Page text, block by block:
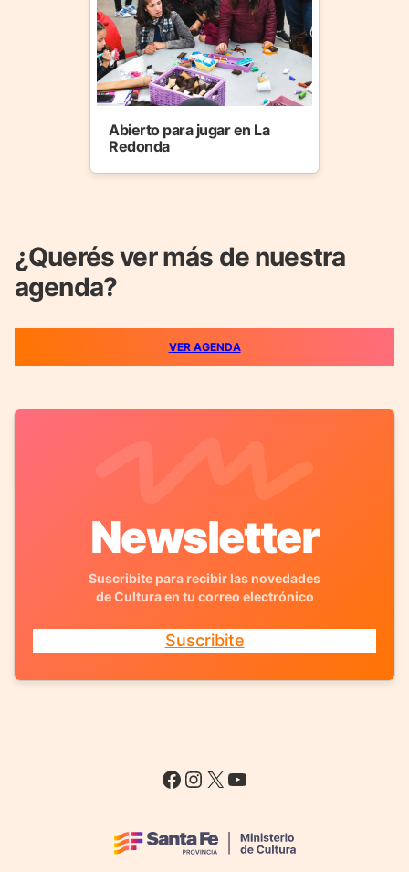
Abierto para jugar en La
Redonda
¿Querés ver más de nuestra
agenda?
VER AGENDA
Newsletter
Suscribite para recibir las novedades
de Cultura en tu correo electrónico
Suscribite
Facebook
Instagram
X YouTube